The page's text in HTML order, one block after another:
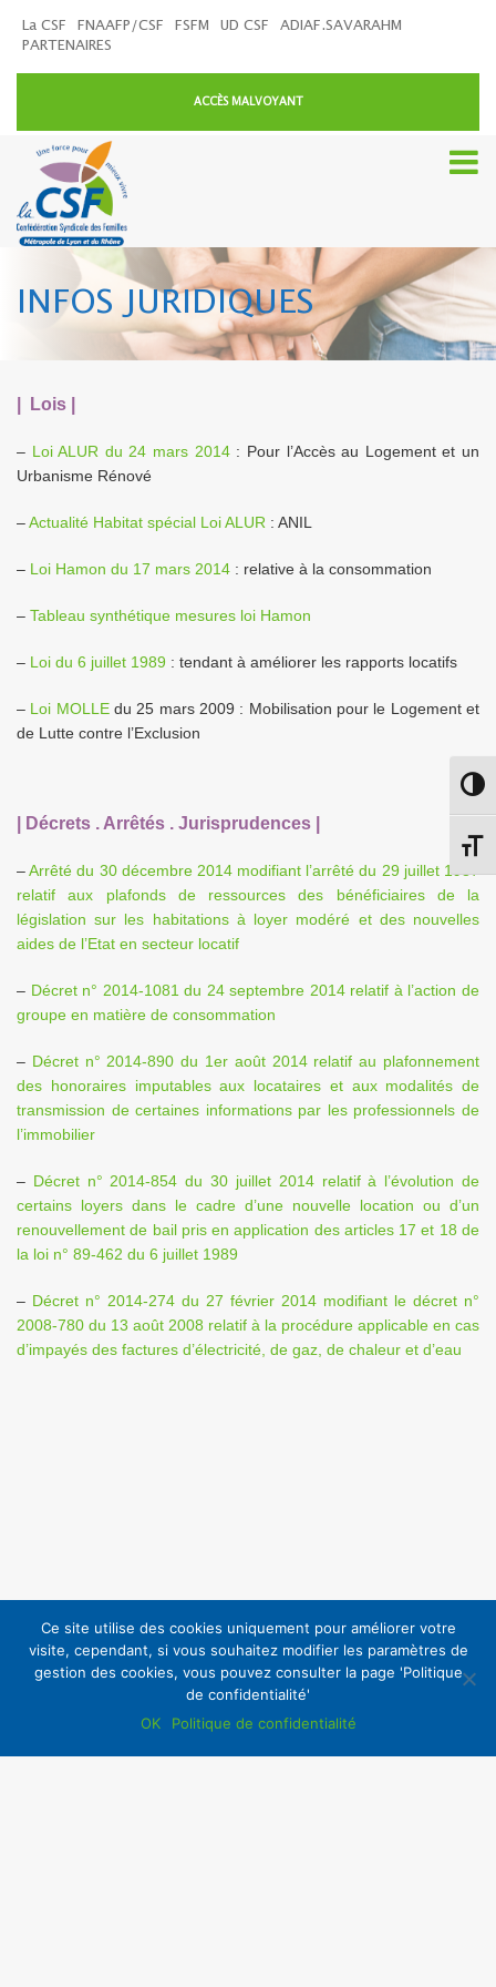
La CSF FNAAFP/CSF FSFM UD CSF
ADIAF.SAVARAHM
PARTENAIRES
ACCÈS MALVOYANT
INFOS JURIDIQUES
| Lois |
– Loi ALUR du 24 mars 2014: Pour l’Accès au Logement et un
Urbanisme Rénové
–Actualité Habitat spécial Loi ALUR : ANIL
– Loi Hamon du 17 mars 2014 : relative à la consommation
– Tableau synthétique mesures loi Hamon
– Loi du 6 juillet 1989 : tendant à améliorer les rapports locatifs
– Loi MOLLEdu 25 mars 2009 : Mobilisation pour le Logement et
de Lutte contre l’Exclusion
| Décrets . Arrêtés . Jurisprudences
–Arrêté du 30 décembre 2014 modifiant l’arrêté du 29 juillet 1987
relatif aux plafonds de ressources des bénéficiaires de la
législation sur les habitations à loyer modéré et des nouvelles
aides de l’Etat en secteur locatif
– Décret n° 2014-1081 du 24 septembre 2014 relatif à l’action de
groupe en matière de consommation
– Décret n° 2014-890 du 1er août 2014 relatif au plafonnement
des honoraires imputables aux locataires et aux modalités de
transmission de certaines informations par les professionnels de
l’immobilier
– Décret n° 2014-854 du 30 juillet 2014 relatif à l’évolution de
certains loyers dans le cadre d’une nouvelle location ou d’un
renouvellement de bail pris en application des articles 17 et 18 de
la loi n° 89-462 du 6 juillet 1989
– Décret n° 2014-274 du 27 février 2014 modifiant le décret n°
2008-780 du 13 août 2008 relatif à la procédure applicable en cas
d’impayés des factures d’électricité, de gaz, de chaleur et d’eau
Ce site utilise des cookies uniquement pour améliorer votre
visite, cependant, si vous souhaitez modifier les paramètres de
gestion des cookies, vous pouvez consulter la page 'Politique
de confidentialité'
OK
Politique de confidentialité